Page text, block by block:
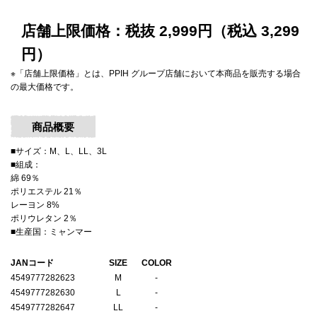
店舗上限価格：税抜 2,999円（税込 3,299
円）
※「店舗上限価格」とは、PPIH グループ店舗において本商品を販売する場合
の最大価格です。
商品概要
■サイズ：M、L、LL、3L
■組成：
綿 69％
ポリエステル 21％
レーヨン 8%
ポリウレタン 2％
■生産国：ミャンマー
JANコード SIZE
COLOR
4549777282623
M
-
4549777282630
L
-
4549777282647
LL -